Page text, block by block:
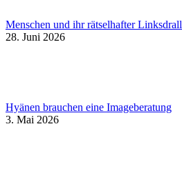
Menschen und ihr rätselhafter Linksdrall
28. Juni 2026
Hyänen brauchen eine Imageberatung
3. Mai 2026